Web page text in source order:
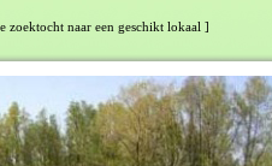
zoektocht naar een geschikt lokaal ]